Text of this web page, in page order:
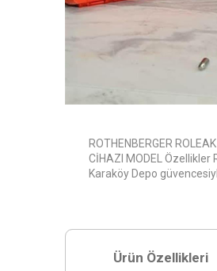
ROTHENBERGER
CİHAZI MODEL Özellikler
Karaköy Depo
Ürün Özellikleri